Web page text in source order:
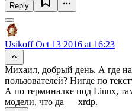
Reply
UsikoffOct 13 2016 at 16:23
Михаил, добрый день. А где
пользователей? Нигде по
А по терминалке под Linux,
модели, что да — xrdp.